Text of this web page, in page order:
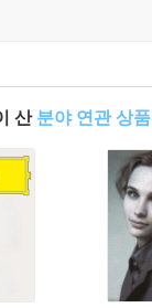
산 분야 연관 상품